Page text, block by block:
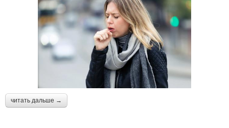
читать дальше →